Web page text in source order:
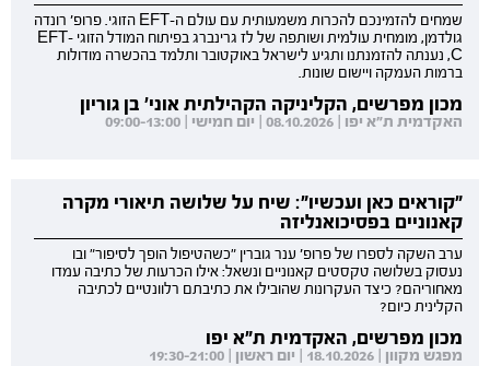
שמחים להזמינכם להכרות משמעותית עם עולם ה-EFT הזוגי. פרופ' רונדה
גולדמן, מומחית עולמית ושותפה של לז גרינברג בפיתוח המודל הזוגי EFT-
C, נענתה להזמנתנו ותגיע לישראל באוקטובר ותלמד בהכשרה מודולות
ברמות העמקה ויישום שונות.
מכון מפרשים, הקליניקה הקהילתית אוני' בן גוריון
האקדמית ת"א יפו | 08.10.2026 | יום חמישי | 09:00-13:00
"קוראים כאן ועכשיו": שיח על שלושה תיאורי מקרה
קאנוניים בפסיכואנליזה
ערב השקה לספרו של פרופ' ענר גוברין "כשהטיפול הופך לסיפור" ובו
נעסוק בשלושה טקסטים קאנוניים ונשאל: אילו הכרעות של כתיבה עמדו
מאחוריהם? כיצד העקרונות שהובילו את כתיבתם רלוונטיים לכתיבה
הקלינית כיום?
מכון מפרשים, האקדמית ת"א יפו
מפגש מקוון | 18.10.2026 | יום ראשון | 19:30-21:00